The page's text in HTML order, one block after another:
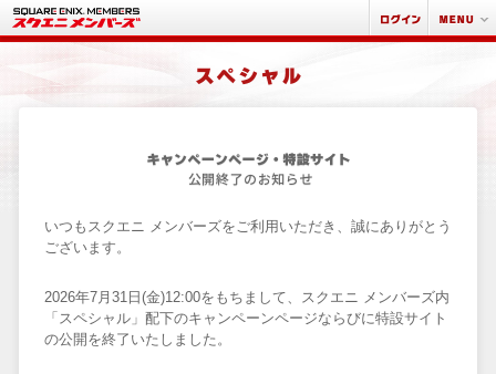
いつもスクエニ メンバーズをご利用いただき、誠にありがとう
ございます。
2026年7月31日(金)12:00をもちまして、スクエニ メンバーズ内
「スペシャル」配下のキャンペーンページならびに特設サイト
の公開を終了いたしました。